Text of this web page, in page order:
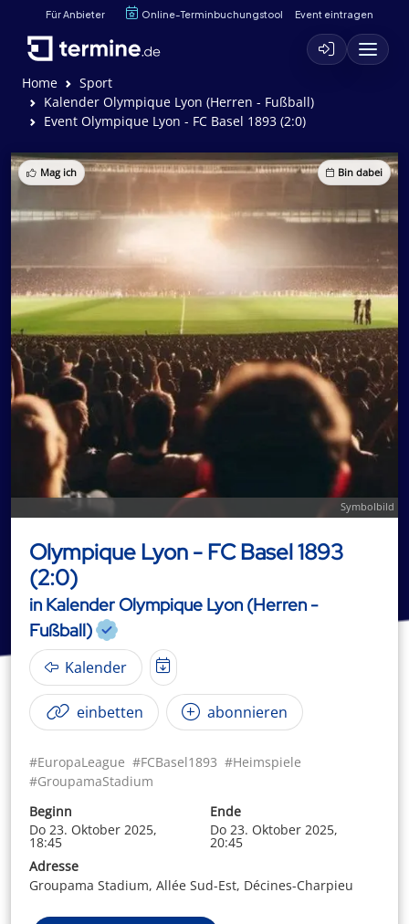
Für Anbieter Online-Terminbuchungstool Event eintragen
Home
Sport
Kalender Olympique Lyon (Herren - Fußball)
Event Olympique Lyon - FC Basel 1893 (2:0)
Mag ich Bin dabei
Symbolbild
Olympique Lyon - FC Basel 1893
(2:0)
in Kalender Olympique Lyon (Herren -
Fußball)
Kalender
einbetten abonnieren
#EuropaLeague #FCBasel1893 #Heimspiele
#GroupamaStadium
Beginn
Do 23. Oktober 2025,
18:45
Ende
Do 23. Oktober 2025,
20:45
Adresse
Groupama Stadium, Allée Sud-Est, Décines-Charpieu